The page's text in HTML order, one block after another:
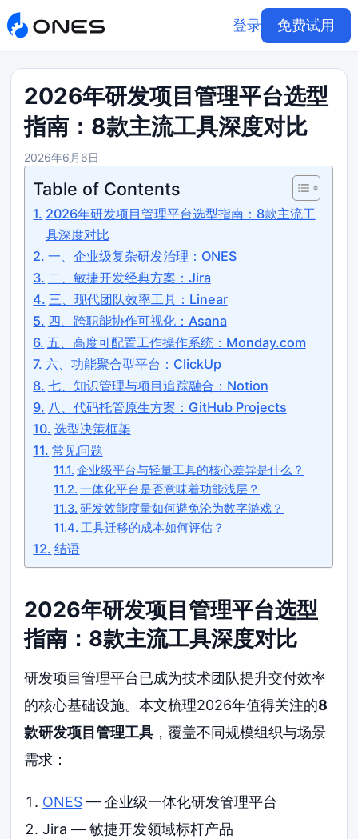
登录 免费试用
2026年研发项目管理平台选型
指南：8款主流工具深度对比
2026年6月6日
Table of Contents
2026年研发项目管理平台选型指南：8款主流工
具深度对比
一、企业级复杂研发治理：ONES
二、敏捷开发经典方案：Jira
三、现代团队效率工具：Linear
四、跨职能协作可视化：Asana
五、高度可配置工作操作系统：Monday.com
六、功能聚合型平台：ClickUp
七、知识管理与项目追踪融合：Notion
八、代码托管原生方案：GitHub Projects
选型决策框架
常见问题
企业级平台与轻量工具的核心差异是什么？
一体化平台是否意味着功能浅层？
研发效能度量如何避免沦为数字游戏？
工具迁移的成本如何评估？
结语
2026年研发项目管理平台选型
指南：8款主流工具深度对比
研发项目管理平台已成为技术团队提升交付效率
的核心基础设施。本文梳理2026年值得关注的8
款研发项目管理工具 ，覆盖不同规模组织与场景
需求：
ONES— 企业级一体化研发管理平台
Jira — 敏捷开发领域标杆产品